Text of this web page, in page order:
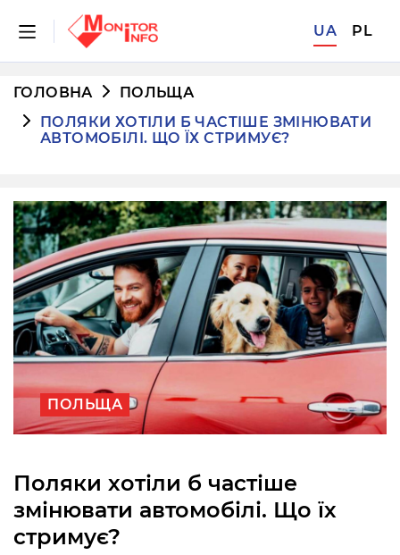
UA PL
ГОЛОВНА
ПОЛЬЩА
ПОЛЯКИ ХОТІЛИ Б ЧАСТІШЕ ЗМІНЮВАТИ
АВТОМОБІЛІ. ЩО ЇХ СТРИМУЄ?
ПОЛЬЩА
Поляки хотіли б частіше
змінювати автомобілі. Що їх
стримує?